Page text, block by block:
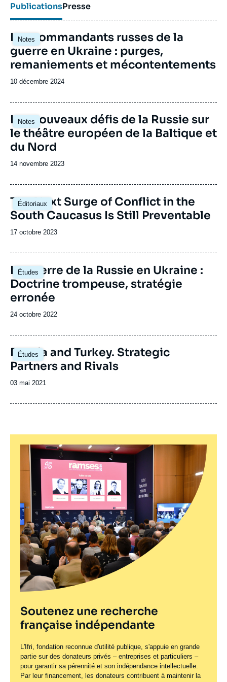
PublicationsPresse
Notes
Image
principale
Les commandants russes de la
guerre en Ukraine : purges,
remaniements et mécontentements
Date
publication
10 décembre 2024
Notes
Image
principale
Les nouveaux défis de la Russie sur
le théâtre européen de la Baltique et
du Nord
Date
publication
14 novembre 2023
Éditoriaux
Image
principale
The Next Surge of Conflict in the
South Caucasus Is Still Preventable
Date
publication
17 octobre 2023
Études
Image
principale
La guerre de la Russie en Ukraine :
Doctrine trompeuse, stratégie
erronée
Date
publication
24 octobre 2022
Études
Russia and Turkey. Strategic
Partners and Rivals
Date
publication
03 mai 2021
Soutenez une recherche
française indépendante
L'Ifri, fondation reconnue d'utilité publique, s'appuie en grande
partie sur des donateurs privés – entreprises et particuliers –
pour garantir sa pérennité et son indépendance intellectuelle.
Par leur financement, les donateurs contribuent à maintenir la